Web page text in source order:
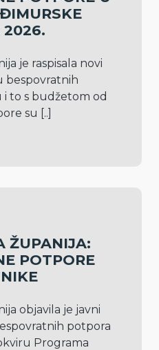
2026.
je raspisala novi
bespovratnih
to s budžetom od
su [..]
ŽUPANIJA:
POTPORE
objavila je javni
potpora
Programa